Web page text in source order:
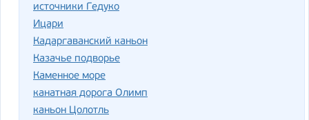
источники Гедуко
Ицари
Кадаргаванский каньон
Казачье подворье
Каменное море
канатная дорога Олимп
каньон Цолотль